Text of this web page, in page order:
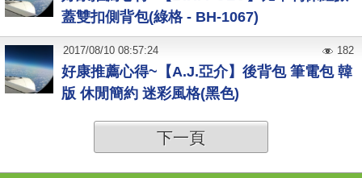
蓋雙扣側背包(綠格 - BH-1067)
好康推薦心得~【A.J.亞介】後背包 筆電包 韓
版 休閒簡約 迷彩風格(黑色)
2017/08/10 08:57:24 182
下一頁